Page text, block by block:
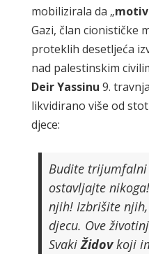
mobilizirala da „
Gazi, član cionističke
proteklih desetljeća
nad palestinskim
DeirYassinu 9.
likvidirano više od
djece:
Budite
ostavljajte nikoga!
njih! Izbrišite
djecu. Ove
SvakiŽidovkoji